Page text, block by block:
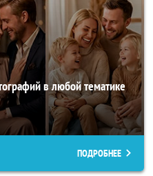
в любой тематике
ПОДРОБНЕЕ